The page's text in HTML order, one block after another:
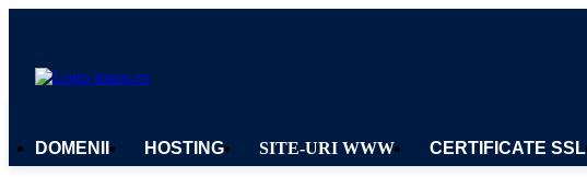
DOMENII HOSTING SITE-URI WWW CERTIFICATE SSL